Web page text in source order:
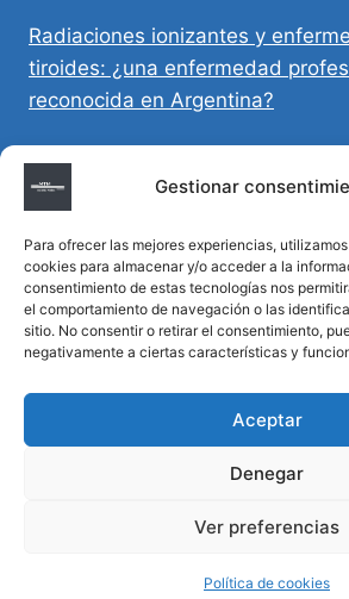
Gestionar
Para ofrecer las mejores experiencias,
cookies para almacenar y/o acceder a la
consentimiento de estas tecnologías nos
el comportamiento de navegación o las
sitio. No consentir o retirar el consentimiento,
negativamente a ciertas características y
Aceptar
Denegar
Ver preferencias
Política de cookies
Radiaciones ionizantes y
tiroides: ¿una enfermedad
reconocida en Argentina?
Directivas Médicas Anticipadas
requisitos, registro y validez legal
Sumar vida a los años: decálogo
envejecimiento saludable
Determinación de la hora de
derechos